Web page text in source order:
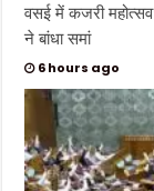
वसई में कजरी
ने बांधा समां
6 hours ago